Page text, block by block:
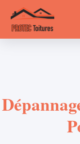
Accueil